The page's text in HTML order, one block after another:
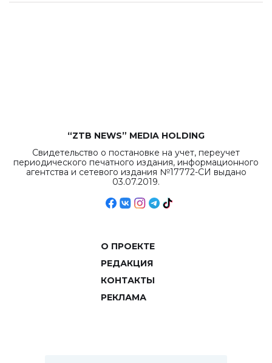
“ZTB NEWS” MEDIA HOLDING
Свидетельство о постановке на учет, переучет
периодического печатного издания, информационного
агентства и сетевого издания №17772-СИ выдано
03.07.2019.
О ПРОЕКТЕ
РЕДАКЦИЯ
КОНТАКТЫ
РЕКЛАМА